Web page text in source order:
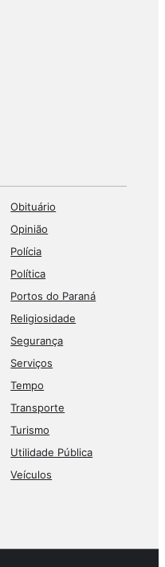
Obituário
Opinião
Polícia
Política
Portos do Paraná
Religiosidade
Segurança
Serviços
Tempo
Transporte
Turismo
Utilidade Pública
Veículos